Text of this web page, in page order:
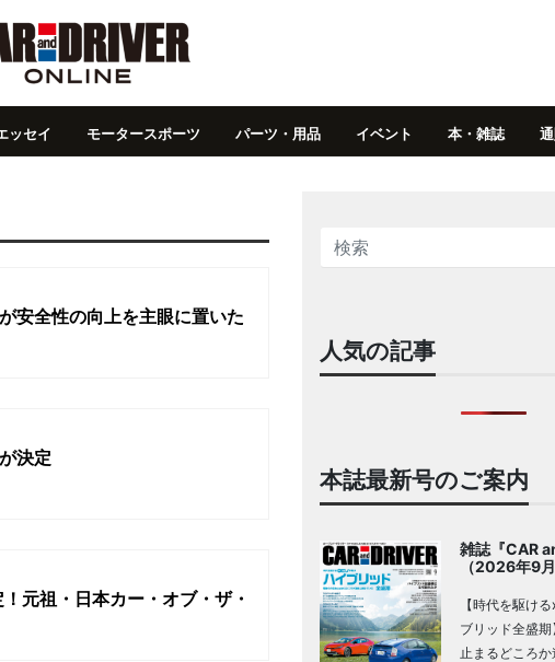
ッセイ モータースポーツ パーツ・用品 イベント 本・雑誌
安全性の向上を主眼に置いた
決定
元祖・日本カー・オブ・ザ・
人気の記事
本誌最新号のご案内
雑誌『CAR
（2026年9月
【時代を駆け
ブリッド全盛
止まるどころ